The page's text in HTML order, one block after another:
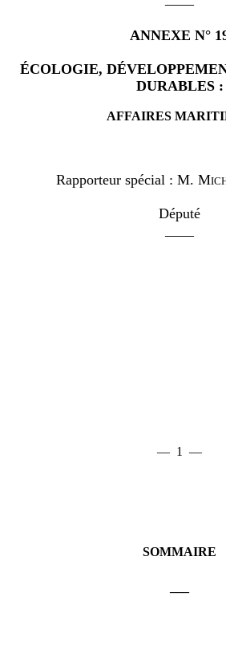
——
ANNEXE N°
ÉCOLOGIE,
DURABLES :
AFFAIRES
Rapporteur spécial : M.
Député
— 1 —
SOMMAIRE